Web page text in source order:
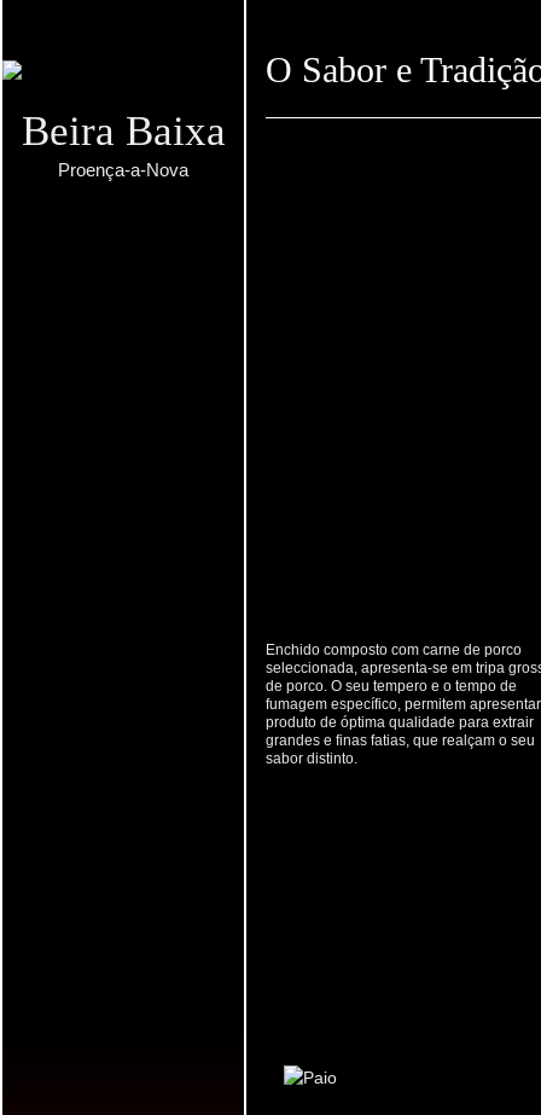
Beira Baixa
Proença-a-Nova
O Sabor e
Enchido composto com carne de porco
seleccionada, apresenta-se em tripa
de porco. O seu tempero e o tempo de
fumagem específico, permitem
produto de óptima qualidade para extrair
grandes e finas fatias, que realçam o seu
sabor distinto.